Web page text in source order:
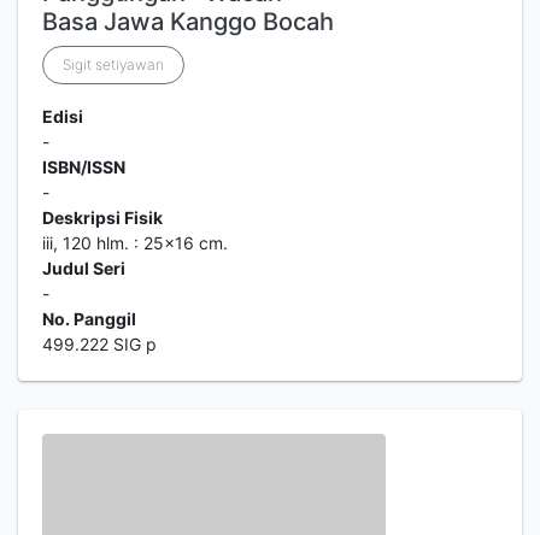
Basa Jawa Kanggo Bocah
Sigit setiyawan
Edisi
-
ISBN/ISSN
-
Deskripsi Fisik
iii, 120 hlm. : 25x16 cm.
Judul Seri
-
No. Panggil
499.222 SIG p